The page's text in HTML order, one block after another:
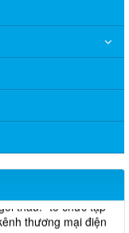
hiệu hàng hóa
2025 (nhắc lần
thầu: “tổ chức tập
thương mại điện